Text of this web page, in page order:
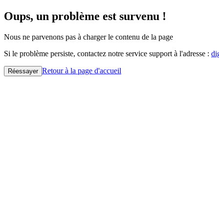
Oups, un problème est survenu !
Nous ne parvenons pas à charger le contenu de la page
Si le problème persiste, contactez notre service support à l'adresse :
Réessayer Retour à la page d'accueil